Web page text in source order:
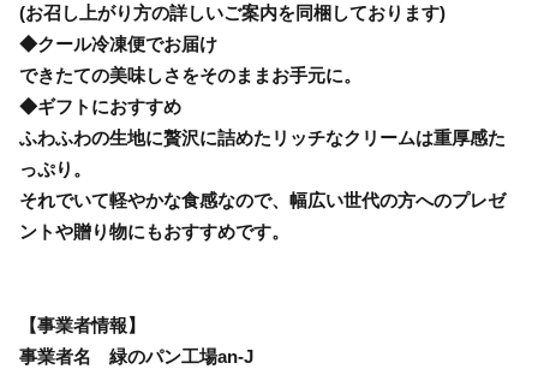
(お召し上がり方の詳しいご案内を同梱しております)
◆クール冷凍便でお届け
できたての美味しさをそのままお手元に。
◆ギフトにおすすめ
ふわふわの生地に贅沢に詰めたリッチなクリームは重厚感た
っぷり。
それでいて軽やかな食感なので、幅広い世代の方へのプレゼ
ントや贈り物にもおすすめです。
【事業者情報】
事業者名 緑のパン工場an-J